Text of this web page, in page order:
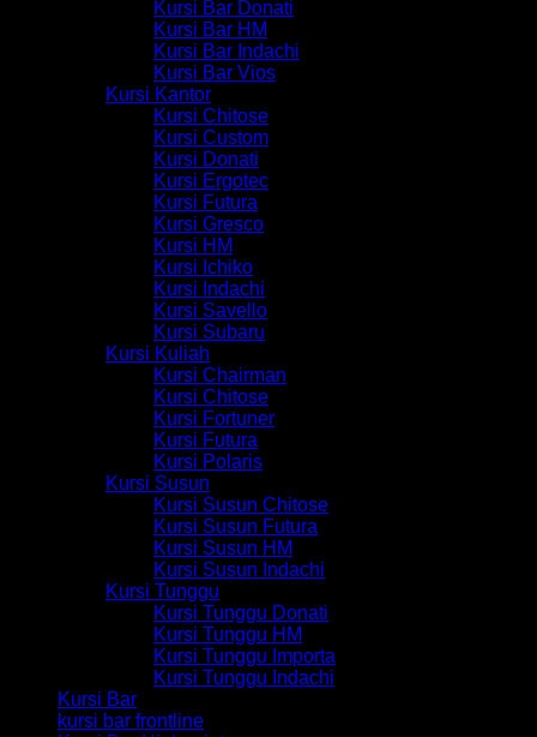
Kursi Bar Donati
Kursi Bar HM
Kursi Bar Indachi
Kursi Bar Vios
Kursi Kantor
Kursi Chitose
Kursi Custom
Kursi Donati
Kursi Ergotec
Kursi Futura
Kursi Gresco
Kursi HM
Kursi Ichiko
Kursi Indachi
Kursi Savello
Kursi Subaru
Kursi Kuliah
Kursi Chairman
Kursi Chitose
Kursi Fortuner
Kursi Futura
Kursi Polaris
Kursi Susun
Kursi Susun Chitose
Kursi Susun Futura
Kursi Susun HM
Kursi Susun Indachi
Kursi Tunggu
Kursi Tunggu Donati
Kursi Tunggu HM
Kursi Tunggu Importa
Kursi Tunggu Indachi
Kursi Bar
kursi bar frontline